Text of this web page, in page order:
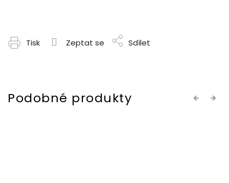
Tisk Zeptat se Sdílet
Previous
Next